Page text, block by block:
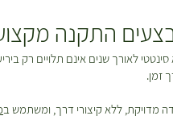
התקנה
לאורך שנים אינם תלויים רק
זמן.
מדויקת, ללא קיצורי דרך, ומשתמש ב